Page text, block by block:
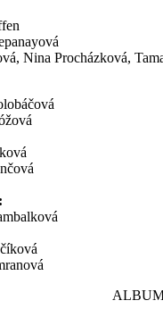
Nina Procházková,